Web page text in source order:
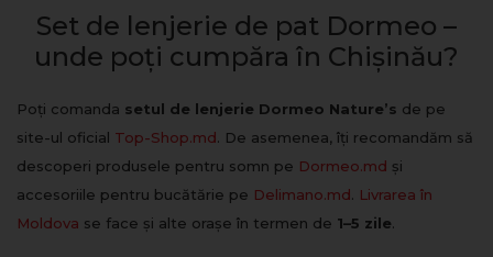
Set de lenjerie de pat Dormeo –
unde poți cumpăra în Chișinău?
Poți comanda setul de lenjerie Dormeo Nature’s de pe
site-ul oficial Top-Shop.md. De asemenea, îți recomandăm să
descoperi produsele pentru somn pe Dormeo.md și
accesoriile pentru bucătărie pe Delimano.md. Livrarea în
Moldova se face și alte orașe în termen de 1–5 zile.